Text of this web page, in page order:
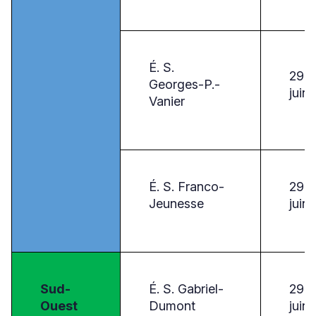
É. S.
Georges-P.-
Vanier
29
juin
É. S. Franco-
Jeunesse
29
juin
Sud-
Ouest
É. S. Gabriel-
Dumont
29
juin